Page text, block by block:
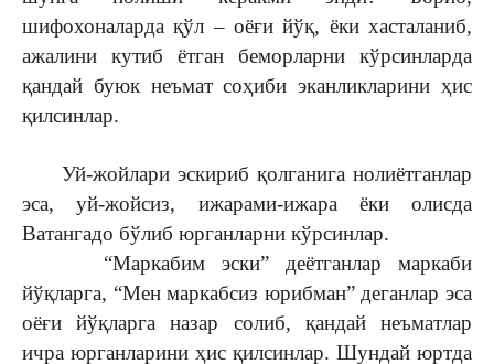
шифохоналарда қўл – оёғи йўқ, ёки хасталаниб,
ажалини кутиб ётган беморларни кўрсинларда
қандай буюк неъмат соҳиби эканликларини ҳис
қилсинлар.
Уй-жойлари эскириб қолганига нолиётганлар
эса, уй-жойсиз, ижарами-ижара ёки олисда
Ватангадо бўлиб юрганларни кўрсинлар.
“Маркабим эски” деётганлар маркаби
йўқларга, “Мен маркабсиз юрибман” деганлар эса
оёғи йўқларга назар солиб, қандай неъматлар
ичра юрганларини ҳис қилсинлар. Шундай юртда